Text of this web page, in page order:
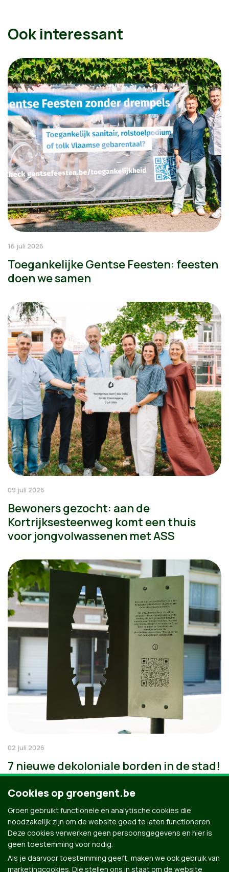
Ook interessant
16 juli 2026
Toegankelijke Gentse Feesten: feesten
doen we samen
09 juli 2026
Bewoners gezocht: aan de
Kortrijksesteenweg komt een thuis
voor jongvolwassenen met ASS
02 juli 2026
7 nieuwe dekoloniale borden in de stad!
Cookies op groengent.be
Groen gebruikt functionele en analytische cookies die
noodzakelijk zijn om de website goed te laten functioneren.
Deze cookies verwerken geen persoonsgegevens en hier is
geen toestemming voor nodig.
Als je daarvoor toestemming geeft, maken we ook gebruik van
marketingcookies. Die stellen ons in staat om de website